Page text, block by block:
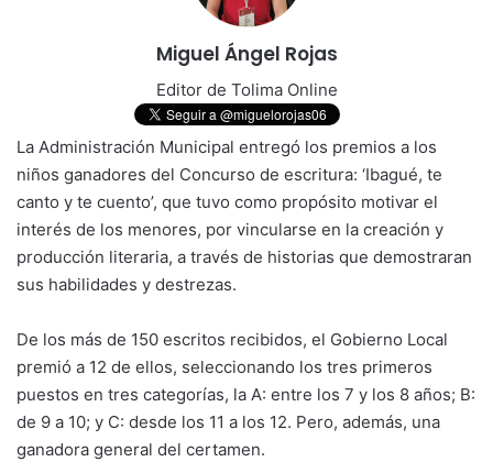
Miguel Ángel Rojas
Editor de Tolima Online
La Administración Municipal entregó los premios a los
niños ganadores del Concurso de escritura: ‘Ibagué, te
canto y te cuento’, que tuvo como propósito motivar el
interés de los menores, por vincularse en la creación y
producción literaria, a través de historias que demostraran
sus habilidades y destrezas.
De los más de 150 escritos recibidos, el Gobierno Local
premió a 12 de ellos, seleccionando los tres primeros
puestos en tres categorías, la A: entre los 7 y los 8 años; B:
de 9 a 10; y C: desde los 11 a los 12. Pero, además, una
ganadora general del certamen.